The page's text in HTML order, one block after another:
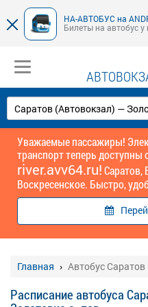
НА-АВТОБУС на
Билеты на автобус
Уважаемые пассажиры!
транспорт теперь доступны
river.avv64.ru!Саратов,
Воскресенское. Быстро,
Главная Автобус
Расписание автобуса